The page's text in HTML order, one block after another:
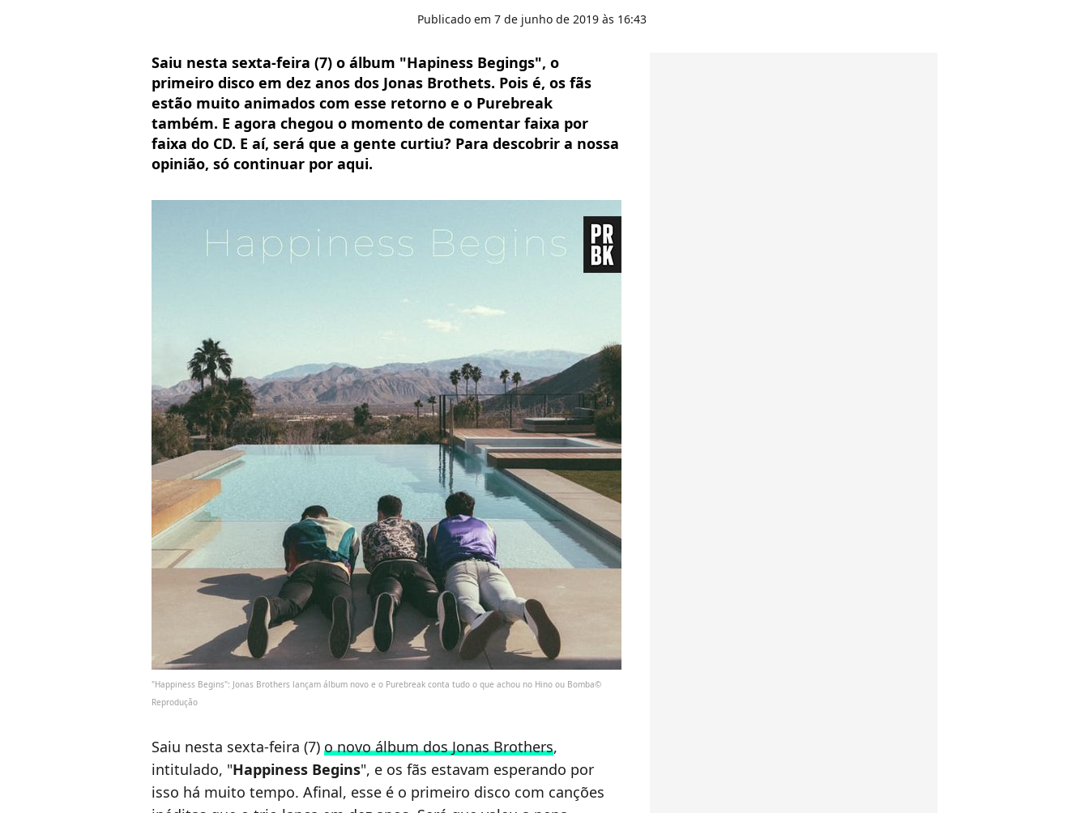
Publicado em 7 de junho de 2019 às 16:43
Saiu nesta sexta-feira (7) o álbum "Hapiness Begings", o
primeiro disco em dez anos dos Jonas Brothets. Pois é, os fãs
estão muito animados com esse retorno e o Purebreak
também. E agora chegou o momento de comentar faixa por
faixa do CD. E aí, será que a gente curtiu? Para descobrir a nossa
opinião, só continuar por aqui.
"Happiness Begins": Jonas Brothers lançam álbum novo e o Purebreak conta tudo o que achou no Hino ou Bomba©
Reprodução
Saiu nesta sexta-feira (7) o novo álbum dos Jonas Brothers,
intitulado, "Happiness Begins", e os fãs estavam esperando por
isso há muito tempo. Afinal, esse é o primeiro disco com canções